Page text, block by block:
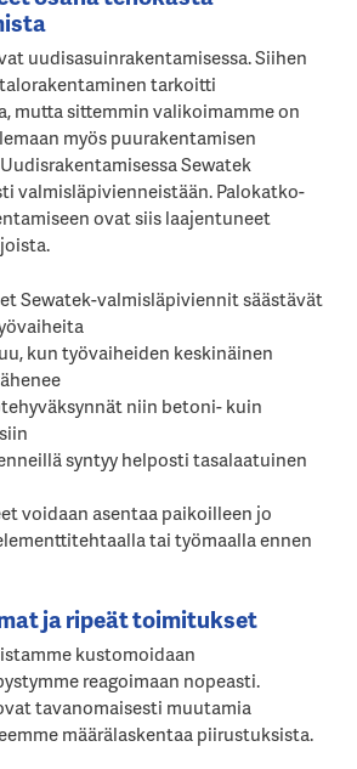
uudisasuinrakentamisessa. Siihen
tarkoitti
mutta sittemmin valikoimamme on
myös puurakentamisen
Sewatek
valmisläpivienneistään. Palokatko­
ovat siis laajentuneet
Sewatek-valmisläpiviennit säästävät
kun työvaiheiden keskinäinen
niin betoni- kuin
syntyy helposti tasalaatuinen
voidaan asentaa paikoilleen jo
tai työmaalla ennen
ja ripeät toimitukset
kustomoidaan
reagoimaan nopeasti.
tavanomaisesti muutamia
määrälaskentaa piirustuksista.